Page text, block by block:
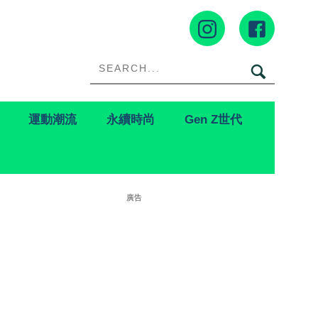
運動潮流 永續時尚 Gen Z世代
廣告